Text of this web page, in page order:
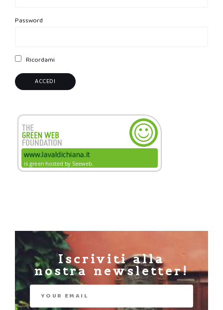
Password
Ricordami
Iscriviti alla
nostra newsletter!